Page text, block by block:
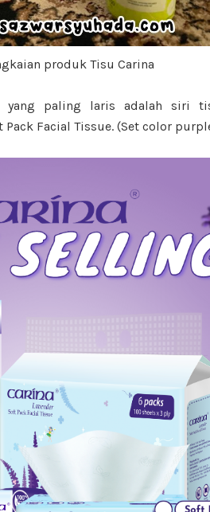
produk Tisu Carina
yang paling laris adalah siri
Facial Tissue. (Set color